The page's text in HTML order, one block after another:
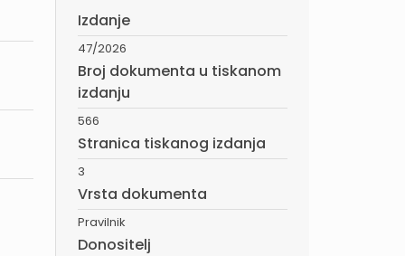
Izdanje
47/2026
Broj dokumenta u tiskanom
izdanju
566
Stranica tiskanog izdanja
3
Vrsta dokumenta
Pravilnik
Donositelj